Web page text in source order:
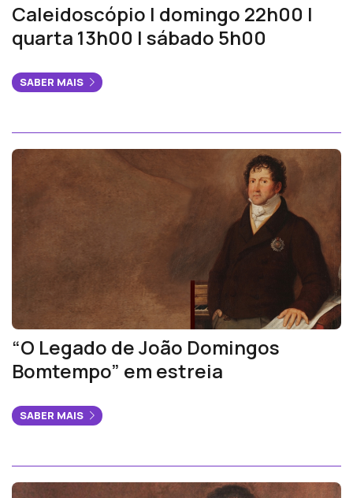
Caleidoscópio | domingo 22h00 |
quarta 13h00 | sábado 5h00
SABER MAIS
“O Legado de João Domingos
Bomtempo” em estreia
SABER MAIS